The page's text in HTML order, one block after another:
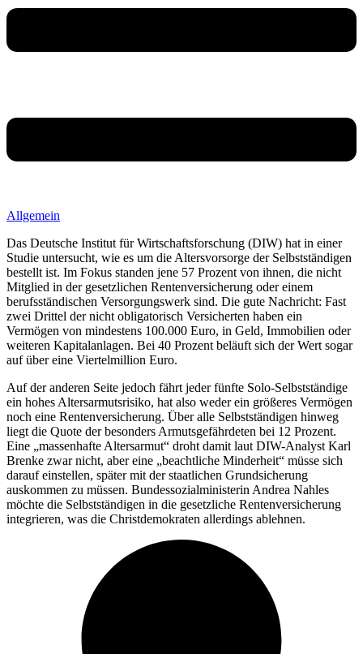
Allgemein
Das Deutsche Institut für Wirtschaftsforschung (DIW) hat in einer
Studie untersucht, wie es um die Altersvorsorge der Selbstständigen
bestellt ist. Im Fokus standen jene 57 Prozent von ihnen, die nicht
Mitglied in der gesetzlichen Rentenversicherung oder einem
berufsständischen Versorgungswerk sind. Die gute Nachricht: Fast
zwei Drittel der nicht obligatorisch Versicherten haben ein
Vermögen von mindestens 100.000 Euro, in Geld, Immobilien oder
weiteren Kapitalanlagen. Bei 40 Prozent beläuft sich der Wert sogar
auf über eine Viertelmillion Euro.
Auf der anderen Seite jedoch fährt jeder fünfte Solo-Selbstständige
ein hohes Altersarmutsrisiko, hat also weder ein größeres Vermögen
noch eine Rentenversicherung. Über alle Selbstständigen hinweg
liegt die Quote der besonders Armutsgefährdeten bei 12 Prozent.
Eine „massenhafte Altersarmut“ droht damit laut DIW-Analyst Karl
Brenke zwar nicht, aber eine „beachtliche Minderheit“ müsse sich
darauf einstellen, später mit der staatlichen Grundsicherung
auskommen zu müssen. Bundessozialministerin Andrea Nahles
möchte die Selbstständigen in die gesetzliche Rentenversicherung
integrieren, was die Christdemokraten allerdings ablehnen.